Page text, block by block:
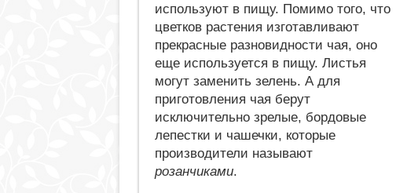
используют в пищу. Помимо того, что
цветков растения изготавливают
прекрасные разновидности чая, оно
еще используется в пищу. Листья
могут заменить зелень. А для
приготовления чая берут
исключительно зрелые, бордовые
лепестки и чашечки, которые
производители называют
розанчиками.